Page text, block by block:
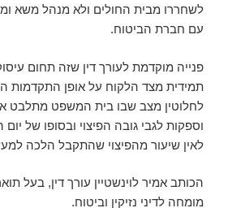
לשחררו מבית החולים ולא מנהל משא
עם חברת הביטוח.
פנייה מוקדמת לעורך דין שזה תחום
תמידית מצד הלקוח על אופן התקדמות
לחלוטין מצב שבו בית המשפט מתלבט
וספקות לגבי גובה הפיצוי ובסופו של
לאין שיעור מהפיצוי שהתקבל הלכה
הכותב אמיר לוינשטיין עורך דין, בעל
מומחה לדיני נזיקין וביטוח.